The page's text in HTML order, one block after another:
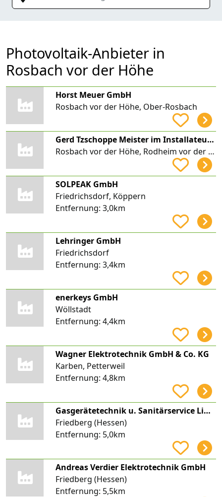
Photovoltaik-Anbieter in
Rosbach vor der Höhe
Horst Meuer GmbH
Rosbach vor der Höhe, Ober-Rosbach
Gerd Tzschoppe Meister im Installateur und Heizungsbauer-Handwerk
Rosbach vor der Höhe, Rodheim vor der Höhe
SOLPEAK GmbH
Friedrichsdorf, Köppern
Entfernung: 3,0km
Lehringer GmbH
Friedrichsdorf
Entfernung: 3,4km
enerkeys GmbH
Wöllstadt
Entfernung: 4,4km
Wagner Elektrotechnik GmbH & Co. KG
Karben, Petterweil
Entfernung: 4,8km
Gasgerätetechnik u. Sanitärservice Limberger & Amos OHG
Friedberg (Hessen)
Entfernung: 5,0km
Andreas Verdier Elektrotechnik GmbH
Friedberg (Hessen)
Entfernung: 5,5km